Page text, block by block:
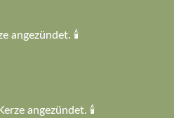
angezündet. 🕯️
angezündet. 🕯️